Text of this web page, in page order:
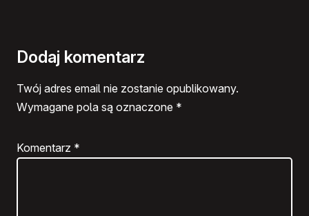
Dodaj komentarz
Twój adres email nie zostanie opublikowany.
Wymagane pola są oznaczone *
Komentarz *